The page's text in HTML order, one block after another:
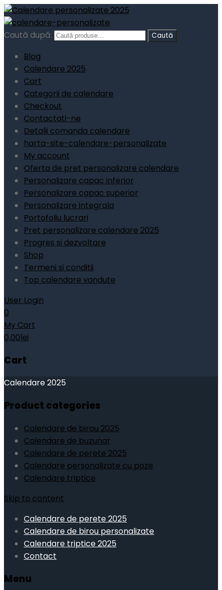
Caută după: Caută
Blog
Calendare 2025
Cart
Categorii de calendare
Checkout
Contactati-ne
Detalii comanda calendare
harta-site-calendare-personalizate
My account
Oferta de pret personalizare calendare
Personalizare capac inferior
Personalizare capac superior
Personalizare integrala
Portofoliu lucrari
Pret personalizare calendare 2025
Progres si dezvoltare
Shop
Termeni si conditii
Top calendare vandute
User Login
0
My Cart
0,00lei
Cart
Calendare 2025
Product categories
Calendare de birou 2025
Calendare de buzunar
Calendare de perete 2025
Calendare personalizate cu poze
Calendare triptice
Skip to content
Calendare de perete 2025
Calendare de birou personalizate
Calendare triptice 2025
Contact
Menu